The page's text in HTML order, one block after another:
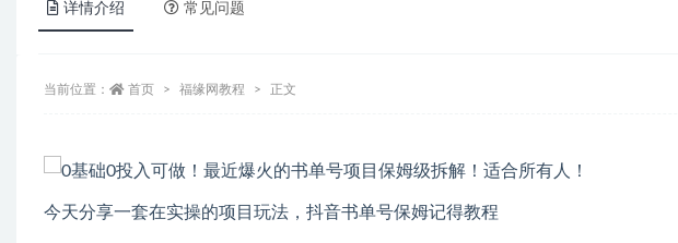
详情介绍 常见问题
当前位置： 首页 福缘网教程 正文
今天分享一套在实操的项目玩法，抖音书单号保姆记得教程